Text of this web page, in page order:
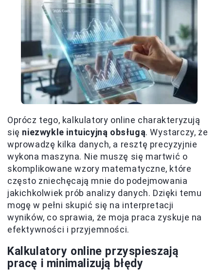
Oprócz tego, kalkulatory online charakteryzują
się niezwykle intuicyjną obsługą. Wystarczy, że
wprowadzę kilka danych, a resztę precyzyjnie
wykona maszyna. Nie muszę się martwić o
skomplikowane wzory matematyczne, które
często zniechęcają mnie do podejmowania
jakichkolwiek prób analizy danych. Dzięki temu
mogę w pełni skupić się na interpretacji
wyników, co sprawia, że moja praca zyskuje na
efektywności i przyjemności.
Kalkulatory online przyspieszają
pracę i minimalizują błędy